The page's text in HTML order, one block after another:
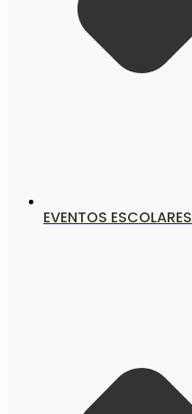
EVENTOS ESCOLARES